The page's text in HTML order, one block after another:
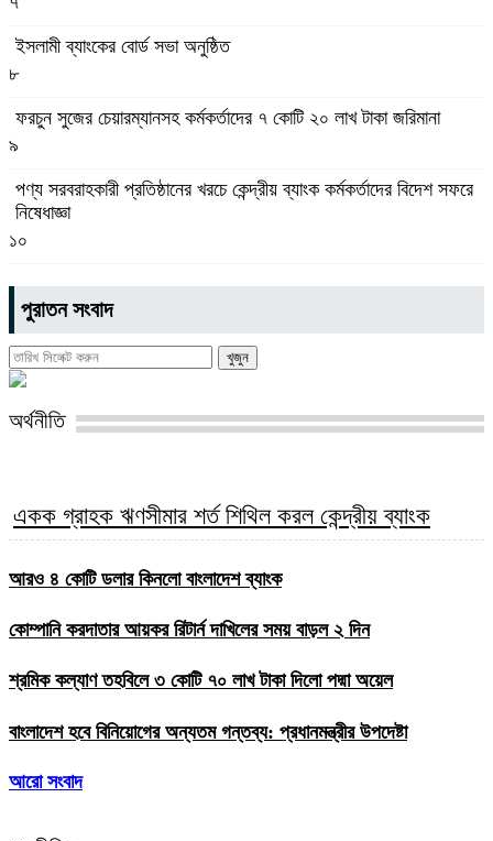
ইসলামী ব্যাংকের বোর্ড সভা অনুষ্ঠিত
৮
ফরচুন সুজের চেয়ারম্যানসহ কর্মকর্তাদের ৭ কোটি ২০ লাখ টাকা জরিমানা
৯
পণ্য সরবরাহকারী প্রতিষ্ঠানের খরচে কেন্দ্রীয় ব্যাংক কর্মকর্তাদের বিদেশ সফরে
নিষেধাজ্ঞা
১০
পুরাতন সংবাদ
অর্থনীতি
একক গ্রাহক ঋণসীমার শর্ত শিথিল করল কেন্দ্রীয় ব্যাংক
আরও ৪ কোটি ডলার কিনলো বাংলাদেশ ব্যাংক
কোম্পানি করদাতার আয়কর রিটার্ন দাখিলের সময় বাড়ল ২ দিন
শ্রমিক কল্যাণ তহবিলে ৩ কোটি ৭০ লাখ টাকা দিলো পদ্মা অয়েল
বাংলাদেশ হবে বিনিয়োগের অন্যতম গন্তব্য: প্রধানমন্ত্রীর উপদেষ্টা
আরো সংবাদ